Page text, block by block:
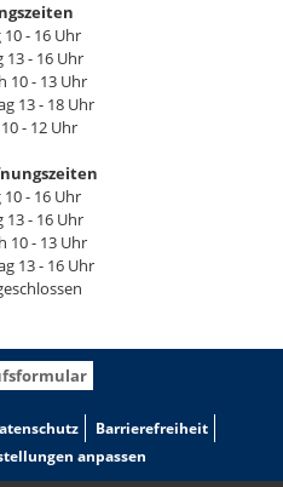
- 16 Uhr
13 - 16 Uhr
10 - 13 Uhr
13 - 18 Uhr
- 12 Uhr
- 16 Uhr
13 - 16 Uhr
10 - 13 Uhr
13 - 16 Uhr
Barrierefreiheit
anpassen